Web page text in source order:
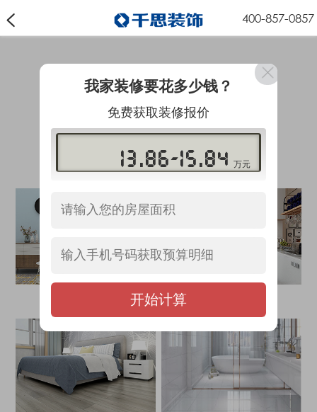
400-857-0857
寰球优选 品牌当家
GLOBAL OPTIMIZATION
全球甄选国际大品牌
用匠心打造更高品质的家
我家装修要花多少钱？
免费获取装修报价
万元
13.86-15.84
开始计算